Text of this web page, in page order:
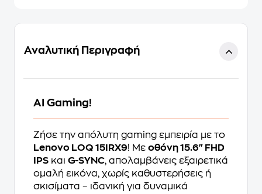
Αναλυτική Περιγραφή
AI Gaming!
Ζήσε την απόλυτη gaming εμπειρία με το
Lenovo LOQ 15IRX9! Με οθόνη 15.6" FHD
IPS και G-SYNC, απολαμβάνεις εξαιρετικά
ομαλή εικόνα, χωρίς καθυστερήσεις ή
σκισίματα – ιδανική για δυναμικά